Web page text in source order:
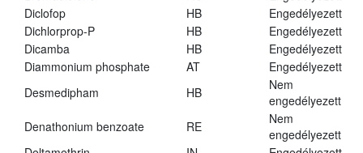
Diclofop
HB
Engedélyezett
Dichlorprop-P
HB
Engedélyezett
Dicamba
HB
Engedélyezett
Diammonium phosphate
AT
Engedélyezett
Desmedipham
HB
Nem
engedélyezett
Denathonium benzoate
RE
Nem
engedélyezett